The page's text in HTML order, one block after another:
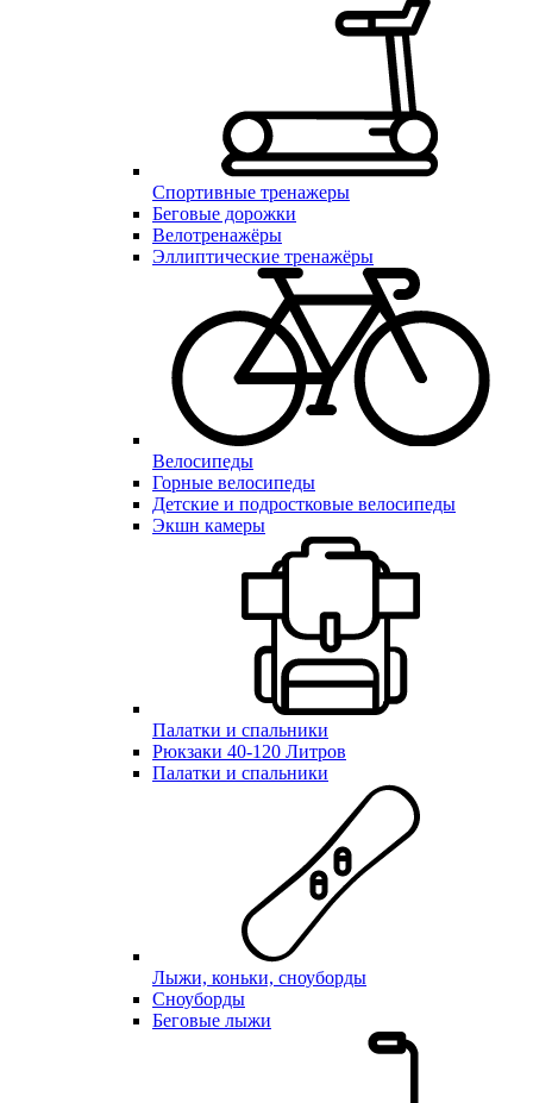
Спортивные тренажеры
Беговые дорожки
Велотренажёры
Эллиптические тренажёры
Велосипеды
Горные велосипеды
Детские и подростковые велосипеды
Экшн камеры
Палатки и спальники
Рюкзаки 40-120 Литров
Палатки и спальники
Лыжи, коньки, сноуборды
Сноуборды
Беговые лыжи